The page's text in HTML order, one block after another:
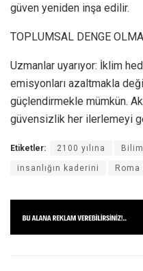
güven yeniden inşa edilir.
TOPLUMSAL DENGE
Uzmanlar uyarıyor: İklim
emisyonları azaltmakla
güçlendirmekle mümkün.
güvensizlik her ilerlemeyi
Etiketler: 2100 yılına
insanlığın kaderini Roma